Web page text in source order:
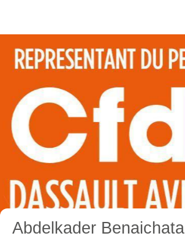
Abdelkader Benaichata